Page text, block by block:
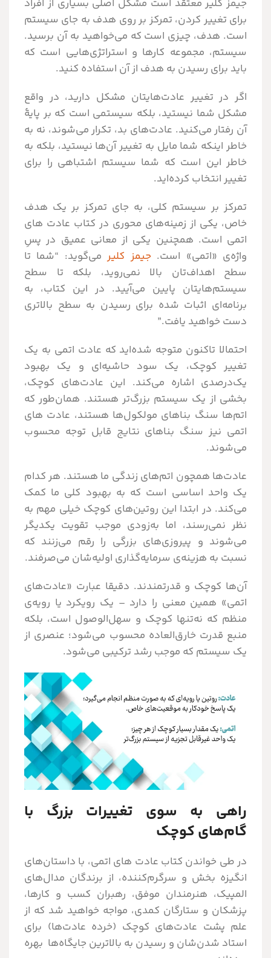
جیمز کلیر معتقد است مشکل اصلی بسیاری از افراد
برای تغییر کردن، تمرکز بر روی هدف به جای سیستم
است. هدف، چیزی است که می‌خواهید به آن برسید.
سیستم، مجموعه کارها و استراتژی‌هایی است که
باید برای رسیدن به هدف از آن استفاده کنید.
اگر در تغییر عادت‌هایتان مشکل دارید، در واقع
مشکل شما نیستید، بلکه سیستمی است که بر پایۀ
آن رفتار می‌کنید. عادت‌های بد، تکرار می‌شوند، نه به
خاطر اینکه شما مایل به تغییر آن‌ها نیستید، بلکه به
خاطر این است که شما سیستم اشتباهی را برای
تغییر انتخاب کرده‌اید.
تمرکز بر سیستم کلی، به جای تمرکز بر یک هدف
خاص، یکی از زمینه‌های محوری در کتاب عادت های
اتمی است. همچنین یکی از معانی عمیق در پسِ
واژه‌ی «اتمی» است.جیمز کلیرمی‌گوید: “شما تا
سطح اهداف‌تان بالا نمی‌روید، بلکه تا سطح
سیستم‌هایتان پایین می‌آیید. در این کتاب، به
برنامه‌ای اثبات شده برای رسیدن به سطح بالاتری
دست خواهید یافت.”
احتمالا تاکنون متوجه شده‌اید که عادت اتمی به یک
تغییر کوچک، یک سود حاشیه‌ای و یک بهبود
یک‌درصدی اشاره می‌کند. این عادت‌های کوچک،
بخشی از یک سیستم بزرگ‌تر هستند. همان‌طور که
اتم‌ها سنگ بناهای مولکول‌ها هستند، عادت های
اتمی نیز سنگ بناهای نتایج قابل توجه محسوب
می‌شوند.
عادت‌ها همچون اتم‌های زندگی ما هستند. هر کدام
یک واحد اساسی است که به بهبود کلی ما کمک
می‌کند. در ابتدا این روتین‌های کوچک خیلی مهم به
نظر نمی‌رسند، اما به‌زودی موجب تقویت یکدیگر
می‌شوند و پیروزی‌های بزرگی را رقم می‌زنند که
نسبت به هزینه‌ی سرمایه‌گذاری اولیه‌شان می‌صرفند.
آن‌ها کوچک و قدرتمندند. دقیقا عبارت «عادت‌های
اتمی» همین معنی را دارد – یک رویکرد یا رویه‌ی
منظم که نه‌‎تنها کوچک و سهل‌الوصول است، بلکه
منبع قدرت خارق‌العاده محسوب می‌شود؛ عنصری از
یک سیستم که موجب رشد ترکیبی می‌شود.
راهی به سوی تغییرات بزرگ با
گام‌های کوچک
در طی خواندن کتاب عادت های اتمی، با داستان‌های
انگیزه بخش و سرگرم‌کننده، از برندگان مدال‌های
المپیک، هنرمندان موفق، رهبران کسب و کارها،
پزشکان و ستارگان کمدی، مواجه خواهید شد که از
علم پشت عادت‌های کوچک (خرده عادت‌ها) برای
استاد شدن‌شان و رسیدن به بالاترین جایگاه‌ها بهره